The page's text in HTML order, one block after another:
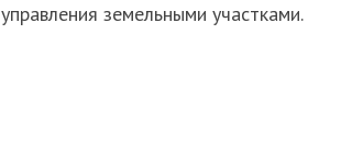
земельными участками.